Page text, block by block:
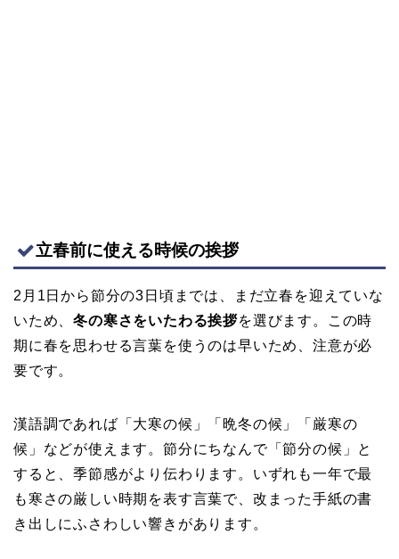
立春前に使える時候の挨拶
2月1日から節分の3日頃までは、まだ立春を迎えていな
いため、冬の寒さをいたわる挨拶を選びます。この時
期に春を思わせる言葉を使うのは早いため、注意が必
要です。
漢語調であれば「大寒の候」「晩冬の候」「厳寒の
候」などが使えます。節分にちなんで「節分の候」と
すると、季節感がより伝わります。いずれも一年で最
も寒さの厳しい時期を表す言葉で、改まった手紙の書
き出しにふさわしい響きがあります。